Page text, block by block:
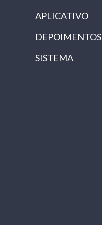
APLICATIVO
DEPOIMENTOS
SISTEMA